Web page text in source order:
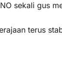
sekali gus
terus